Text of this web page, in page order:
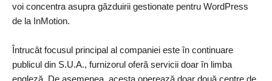
voi concentra asupra găzduirii gestionate pentru WordPress
de la InMotion.
Întrucât focusul principal al companiei este în continuare
publicul din S.U.A., furnizorul oferă servicii doar în limba
engleză. De asemenea, acesta operează doar două centre de